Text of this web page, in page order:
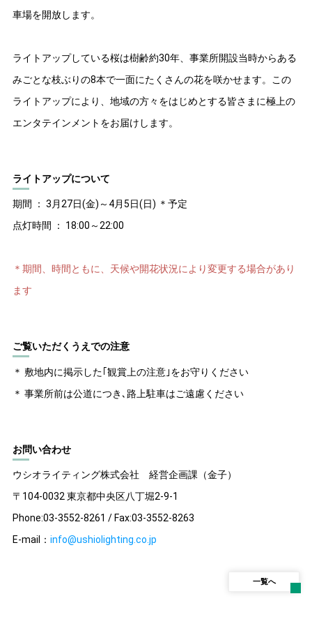
車場を開放します。
ライトアップしている桜は樹齢約30年、事業所開設当時からある
みごとな枝ぶりの8本で一面にたくさんの花を咲かせます。この
ライトアップにより、地域の方々をはじめとする皆さまに極上の
エンタテインメントをお届けします。
ライトアップについて
期間 ： 3月27日(金)～4月5日(日) ＊予定
点灯時間 ： 18:00～22:00
＊期間、時間ともに、天候や開花状況により変更する場合があり
ます
ご覧いただくうえでの注意
＊ 敷地内に掲示した｢観賞上の注意｣をお守りください
＊ 事業所前は公道につき､路上駐車はご遠慮ください
お問い合わせ
ウシオライティング株式会社 経営企画課（金子）
〒104-0032 東京都中央区八丁堀2-9-1
Phone:03-3552-8261 / Fax:03-3552-8263
E-mail： info@ushiolighting.co.jp
一覧へ